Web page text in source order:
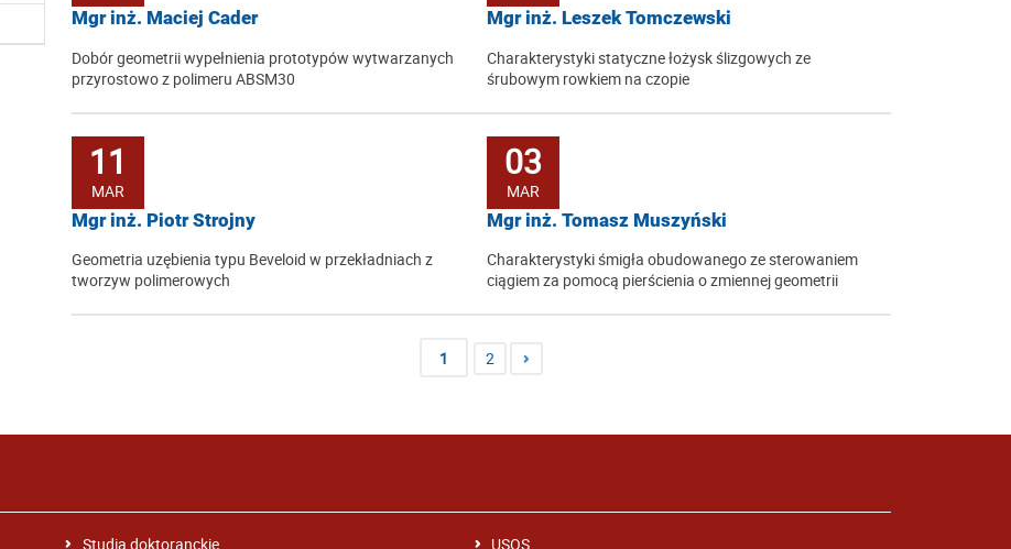
Mgr inż. Maciej Cader
Dobór geometrii wypełnienia prototypów wytwarzanych
przyrostowo z polimeru ABSM30
Mgr inż. Leszek Tomczewski
Charakterystyki statyczne łożysk ślizgowych ze
śrubowym rowkiem na czopie
11
MAR
Mgr inż. Piotr Strojny
Geometria uzębienia typu Beveloid w przekładniach z
tworzyw polimerowych
03
MAR
Mgr inż. Tomasz Muszyński
Charakterystyki śmigła obudowanego ze sterowaniem
ciągiem za pomocą pierścienia o zmiennej geometrii
1 2
Studia doktoranckie USOS